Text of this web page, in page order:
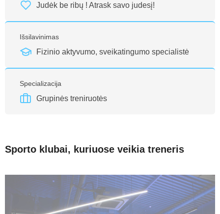
Judėk be ribų ! Atrask savo judesį!
Išsilavinimas
Fizinio aktyvumo, sveikatingumo specialistė
Specializacija
Grupinės treniruotės
Sporto klubai, kuriuose veikia treneris